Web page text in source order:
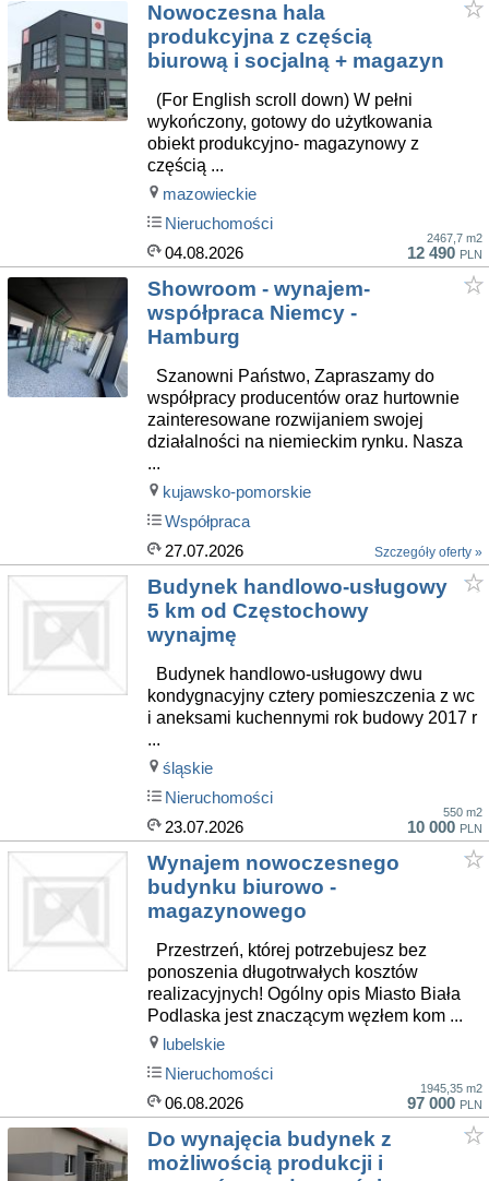
Nowoczesna hala
produkcyjna z częścią
biurową i socjalną + magazyn
(For English scroll down) W pełni
wykończony, gotowy do użytkowania
obiekt produkcyjno- magazynowy z
częścią ...
mazowieckie
Nieruchomości
04.08.2026
2467,7 m2
12 490 PLN
Showroom - wynajem-
współpraca Niemcy -
Hamburg
Szanowni Państwo, Zapraszamy do
współpracy producentów oraz hurtownie
zainteresowane rozwijaniem swojej
działalności na niemieckim rynku. Nasza
...
kujawsko-pomorskie
Współpraca
27.07.2026
Szczegóły oferty »
Budynek handlowo-usługowy
5 km od Częstochowy
wynajmę
Budynek handlowo-usługowy dwu
kondygnacyjny cztery pomieszczenia z wc
i aneksami kuchennymi rok budowy 2017 r
...
śląskie
Nieruchomości
23.07.2026
550 m2
10 000 PLN
Wynajem nowoczesnego
budynku biurowo -
magazynowego
Przestrzeń, której potrzebujesz bez
ponoszenia długotrwałych kosztów
realizacyjnych! Ogólny opis Miasto Biała
Podlaska jest znaczącym węzłem kom ...
lubelskie
Nieruchomości
06.08.2026
1945,35 m2
97 000 PLN
Do wynajęcia budynek z
możliwością produkcji i